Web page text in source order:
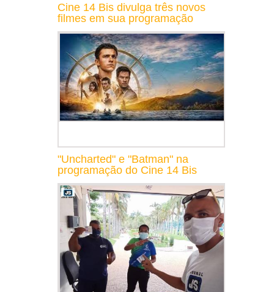
Cine 14 Bis divulga três novos
filmes em sua programação
"Uncharted" e "Batman" na
programação do Cine 14 Bis